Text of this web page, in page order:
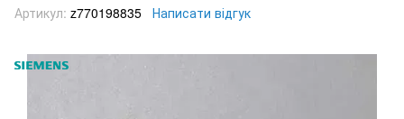
Артикул: z770198835 Написати відгук